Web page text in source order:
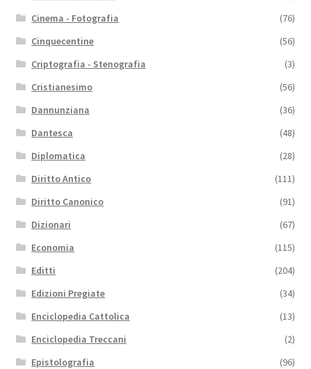
Cinema - Fotografia
(76)
Cinquecentine
(56)
Criptografia - Stenografia
(3)
Cristianesimo
(56)
Dannunziana
(36)
Dantesca
(48)
Diplomatica
(28)
Diritto Antico
(111)
Diritto Canonico
(91)
Dizionari
(67)
Economia
(115)
Editti
(204)
Edizioni Pregiate
(34)
Enciclopedia Cattolica
(13)
Enciclopedia Treccani
(2)
Epistolografia
(96)